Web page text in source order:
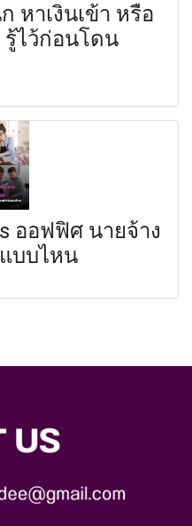
หาเงินเข้า หรือ
รู้ไว้ก่อนโดน
ออฟฟิศ นายจ้าง
บบไหน